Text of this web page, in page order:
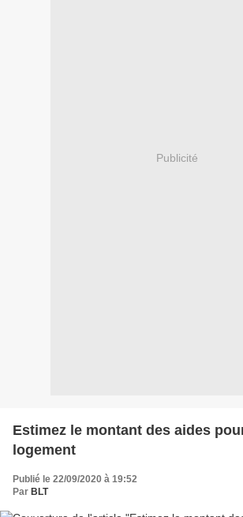
Publicité
Estimez le montant des aides
logement
Publié le 22/09/2020 à 19:52
Par BLT